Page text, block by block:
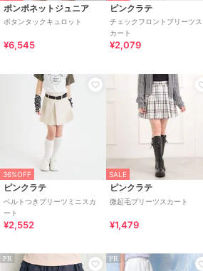
ポンポネットジュニア
ボタンタックキュロット
¥6,545
ピンクラテ
チェックフロントプリーツス
カート
¥2,079
36%OFF
ピンクラテ
ベルトつきプリーツミニスカ
ート
¥2,552
SALE
ピンクラテ
微起毛プリーツスカート
¥1,479
PR PR